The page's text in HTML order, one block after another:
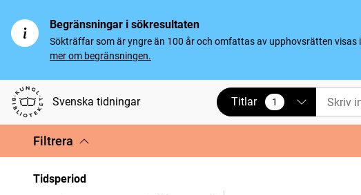
Begränsningar i sökresultaten
Sökträffar som är yngre än 100 år och omfattas av upphovsrätten visas
mer om begränsningen.
Svenska tidningar Titlar 1
vald
Filtrera
Tidsperiod